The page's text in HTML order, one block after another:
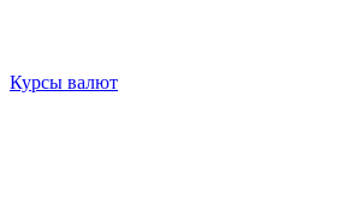
Курсы валют